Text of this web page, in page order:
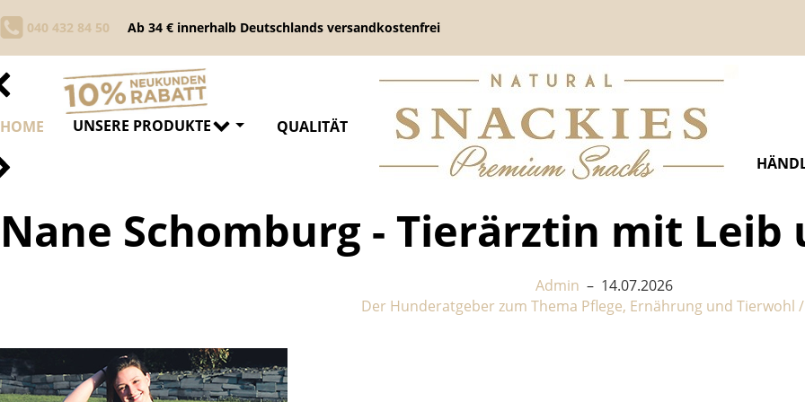
040 432 84 50 Ab 34 € innerhalb Deutschlands versandkostenfrei
HOME UNSERE PRODUKTE
QUALITÄT
Nane Schomburg - Tierärztin mit Leib
Admin – 14.07.2026
Der Hunderatgeber zum Thema Pflege, Ernährung und Tierwohl